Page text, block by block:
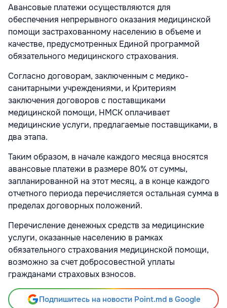
Авансовые платежи осуществляются для
обеспечения непрерывного оказания медицинской
помощи застрахованному населению в объеме и
качестве, предусмотренных Единой программой
обязательного медицинского страхования.
Согласно договорам, заключенным с медико-
санитарными учреждениями, и Критериям
заключения договоров с поставщиками
медицинской помощи, НМСК оплачивает
медицинские услуги, предлагаемые поставщиками, в
два этапа.
Таким образом, в начале каждого месяца вносятся
авансовые платежи в размере 80% от суммы,
запланированной на этот месяц, а в конце каждого
отчетного периода перечисляется остальная сумма в
пределах договорных положений.
Перечисление денежных средств за медицинские
услуги, оказанные населению в рамках
обязательного страхования медицинской помощи,
возможно за счет добросовестной уплаты
гражданами страховых взносов.
Подпишитесь на новости Point.md в Google